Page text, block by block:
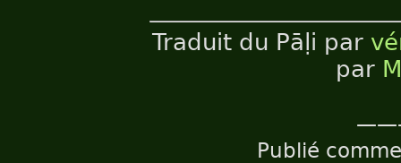
Traduit du Pāḷi par
par
Publié